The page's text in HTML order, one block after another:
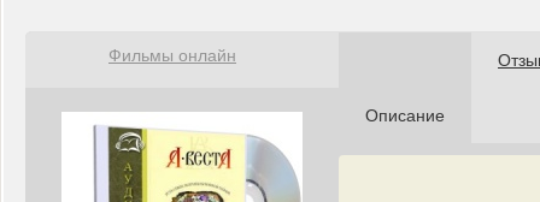
Описание
Фильмы онлайн